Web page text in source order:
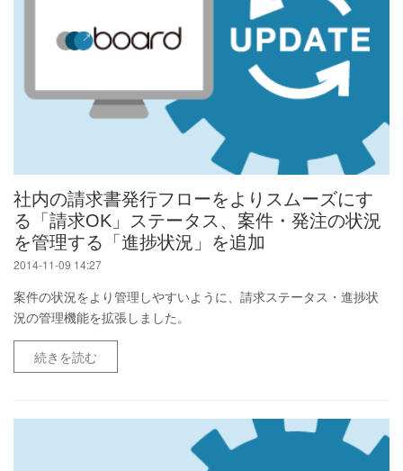
社内の請求書発行フローをよりスムーズにす
る「請求OK」ステータス、案件・発注の状況
を管理する「進捗状況」を追加
2014-11-09 14:27
案件の状況をより管理しやすいように、請求ステータス・進捗状
況の管理機能を拡張しました。
続きを読む